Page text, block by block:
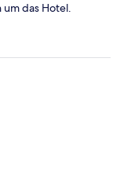
das Hotel.